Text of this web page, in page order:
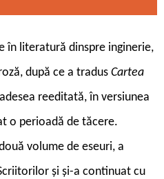
în literatură dinspre inginerie,
după ce a tradus Cartea
reeditată, în versiunea
o perioadă de tăcere.
volume de eseuri, a
și și-a continuat cu